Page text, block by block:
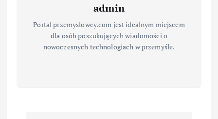
admin
Portal przemyslowcy.com jest idealnym miejscem
dla osób poszukujących wiadomości o
nowoczesnych technologiach w przemyśle.